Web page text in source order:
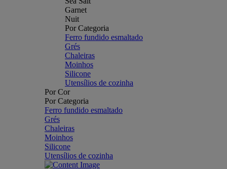
Garnet
Nuit
Por Categoria
Ferro fundido esmaltado
Grés
Chaleiras
Moinhos
Silicone
Utensílios de cozinha
Por Cor
Por Categoria
Ferro fundido esmaltado
Grés
Chaleiras
Moinhos
Silicone
Utensílios de cozinha